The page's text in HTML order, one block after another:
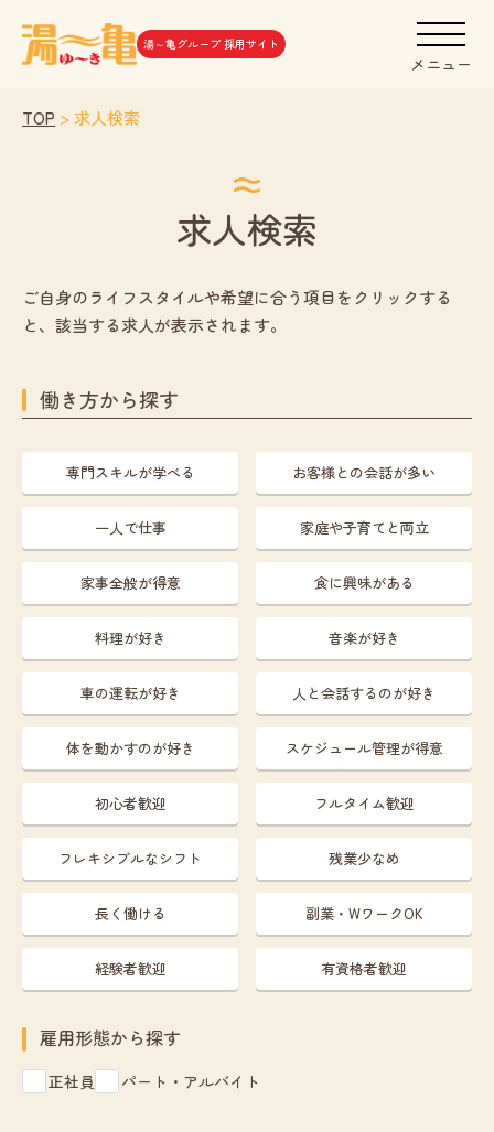
湯～亀グループ 採用サイト
メニュー
TOP >求人検索
求人検索
ご自身のライフスタイルや希望に合う項目をクリックする
と、該当する求人が表示されます。
働き方から探す
専門スキルが学べる お客様との会話が多い
一人で仕事 家庭や子育てと両立
家事全般が得意 食に興味がある
料理が好き 音楽が好き
車の運転が好き 人と会話するのが好き
体を動かすのが好き スケジュール管理が得意
初心者歓迎 フルタイム歓迎
フレキシブルなシフト 残業少なめ
長く働ける 副業・WワークOK
経験者歓迎 有資格者歓迎
雇用形態から探す
正社員 パート・アルバイト